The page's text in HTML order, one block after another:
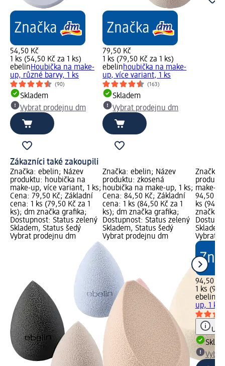
54,50 Kč
1 ks (54,50 Kč za 1 ks)
ebelinHoubička na make-
up, různé barvy, 1 ks
(90)
Skladem
Vybrat prodejnu dm
79,50 Kč
1 ks (79,50 Kč za 1 ks)
ebelinhoubička na make-
up, více variant, 1 ks
(163)
Skladem
Vybrat prodejnu dm
Zákazníci také zakoupili
Značka: ebelin; Název
produktu: houbička na
make-up, více variant, 1 ks;
Cena: 79,50 Kč; Základní
cena: 1 ks (79,50 Kč za 1
ks); dm značka grafika;
Dostupnost: Status zelený
Skladem, Status šedý
Vybrat prodejnu dm
Značka: ebelin; Název
produktu: zkosená
houbička na make-up, 1 ks;
Cena: 84,50 Kč; Základní
cena: 1 ks (84,50 Kč za 1
ks); dm značka grafika;
Dostupnost: Status zelený
Skladem, Status šedý
Vybrat prodejnu dm
Značka:
make-
94,50
ks
značka
Vybrat
94,50 Kč
1 ks
ebelin
up, 1 ks